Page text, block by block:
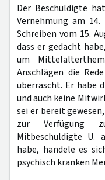
Der Beschuldigte
Vernehmung am
Schreiben vom 15.
dass er gedacht
um
Anschlägen die
überrascht. Er habe
und auch keine
sei er bereit
zur Verfügung
Mitbeschuldigte U.
habe, handele es
psychisch kranken